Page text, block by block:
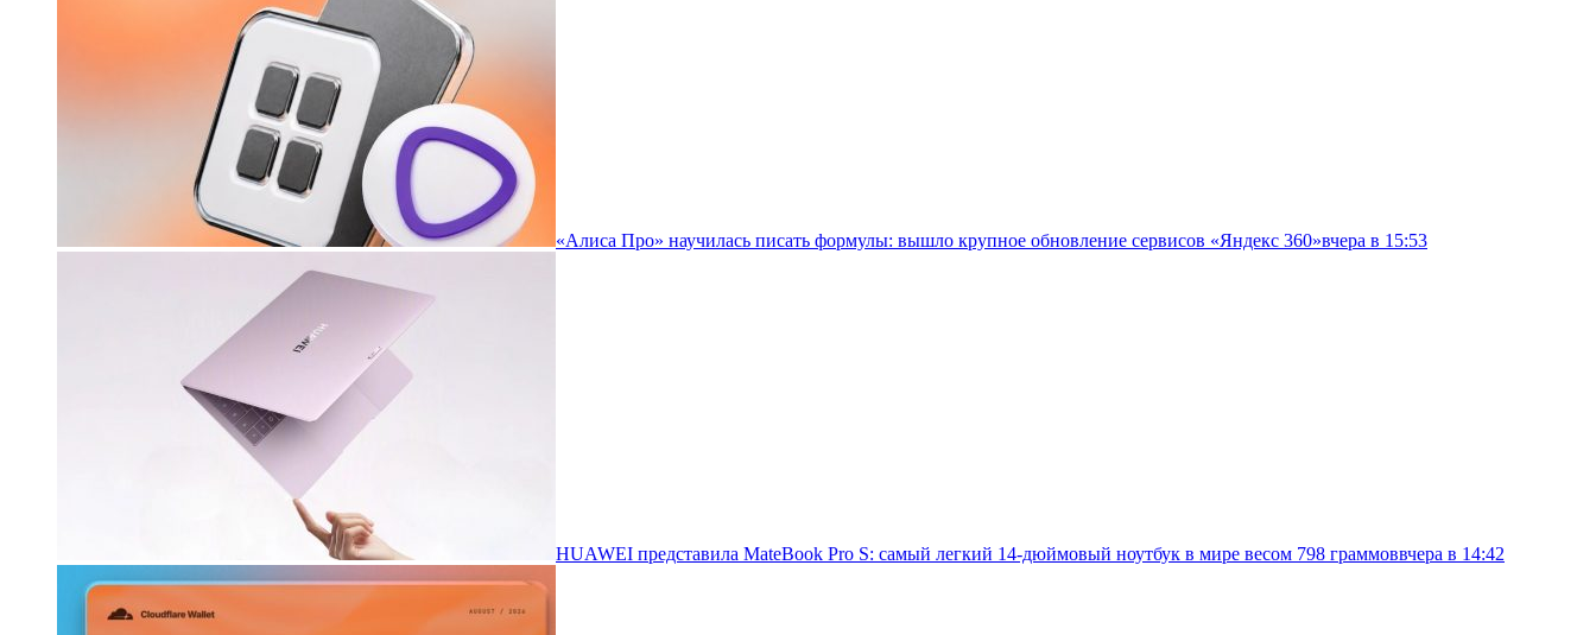
«Алиса Про» научилась писать формулы: вышло крупное обновление сервисов «Яндекс 360»вчера в 15:53
HUAWEI представила MateBook Pro S: самый легкий 14-дюймовый ноутбук в мире весом 798 граммоввчера в 14:42